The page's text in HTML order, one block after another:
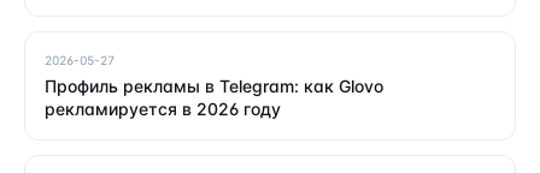
2026-05-27
Профиль рекламы в Telegram: как Glovo
рекламируется в 2026 году